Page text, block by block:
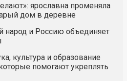
ярославна променяла
дом в деревне
народ и Россию объединяет
культура и образование
помогают укреплять